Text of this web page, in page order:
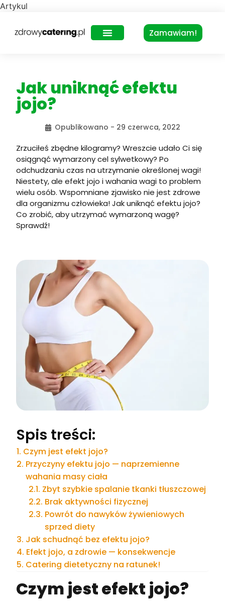
Artykul
Zamawiam!
Jak uniknąć efektu
jojo?
Opublikowano - 29 czerwca, 2022
Zrzuciłeś zbędne kilogramy? Wreszcie udało Ci się
osiągnąć wymarzony cel sylwetkowy? Po
odchudzaniu czas na utrzymanie określonej wagi!
Niestety, ale efekt jojo i wahania wagi to problem
wielu osób. Wspomniane zjawisko nie jest zdrowe
dla organizmu człowieka! Jak uniknąć efektu jojo?
Co zrobić, aby utrzymać wymarzoną wagę?
Sprawdź!
Spis treści:
Czym jest efekt jojo?
Przyczyny efektu jojo — naprzemienne
wahania masy ciała
Zbyt szybkie spalanie tkanki tłuszczowej
Brak aktywności fizycznej
Powrót do nawyków żywieniowych
sprzed diety
Jak schudnąć bez efektu jojo?
Efekt jojo, a zdrowie — konsekwencje
Catering dietetyczny na ratunek!
Czym jest efekt jojo?